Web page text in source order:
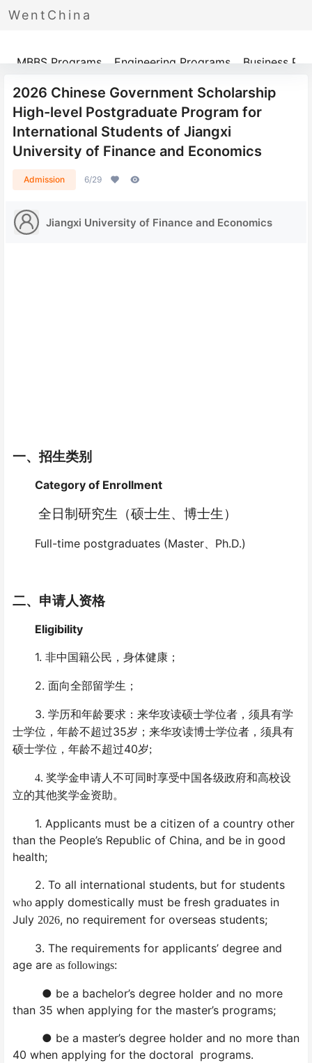
WentChina
Programs
MBBS Programs Engineering Programs Business
2026 Chinese Government Scholarship
High-level Postgraduate Program for
International Students of Jiangxi
University of Finance and Economics
Admission 6/29
Jiangxi University of Finance and Economics
一、招生类别
Category of Enrollment
全日制研究生（硕士生、博士生）
Full-time postgraduates (Master Ph.D.)
二、申请人资格
Eligibility
1. 非中国籍公民，身体健康；
2. 面向全部留学生；
3. 学历和年龄要求：来华攻读硕士学位者，须具有学
士学位，年龄不超过35岁；来华攻读博士学位者，须具有
硕士学位，年龄不超过40岁;
4. 奖学金申请人不可同时享受中国各级政府和高校设
立的其他奖学金资助。
1. Applicants must be a citizen of a country other
than the People’s Republic of China, and be in good
health;
2. To all international students, but for students
who apply domestically must be fresh graduates in
July 2026, no requirement for overseas students;
3. The requirements for applicants’ degree and
age are as followings:
● be a bachelor’s degree holder and no more
than 35 when applying for the master’s programs;
● be a master’s degree holder and no more than
40 when applying for the doctoral programs.